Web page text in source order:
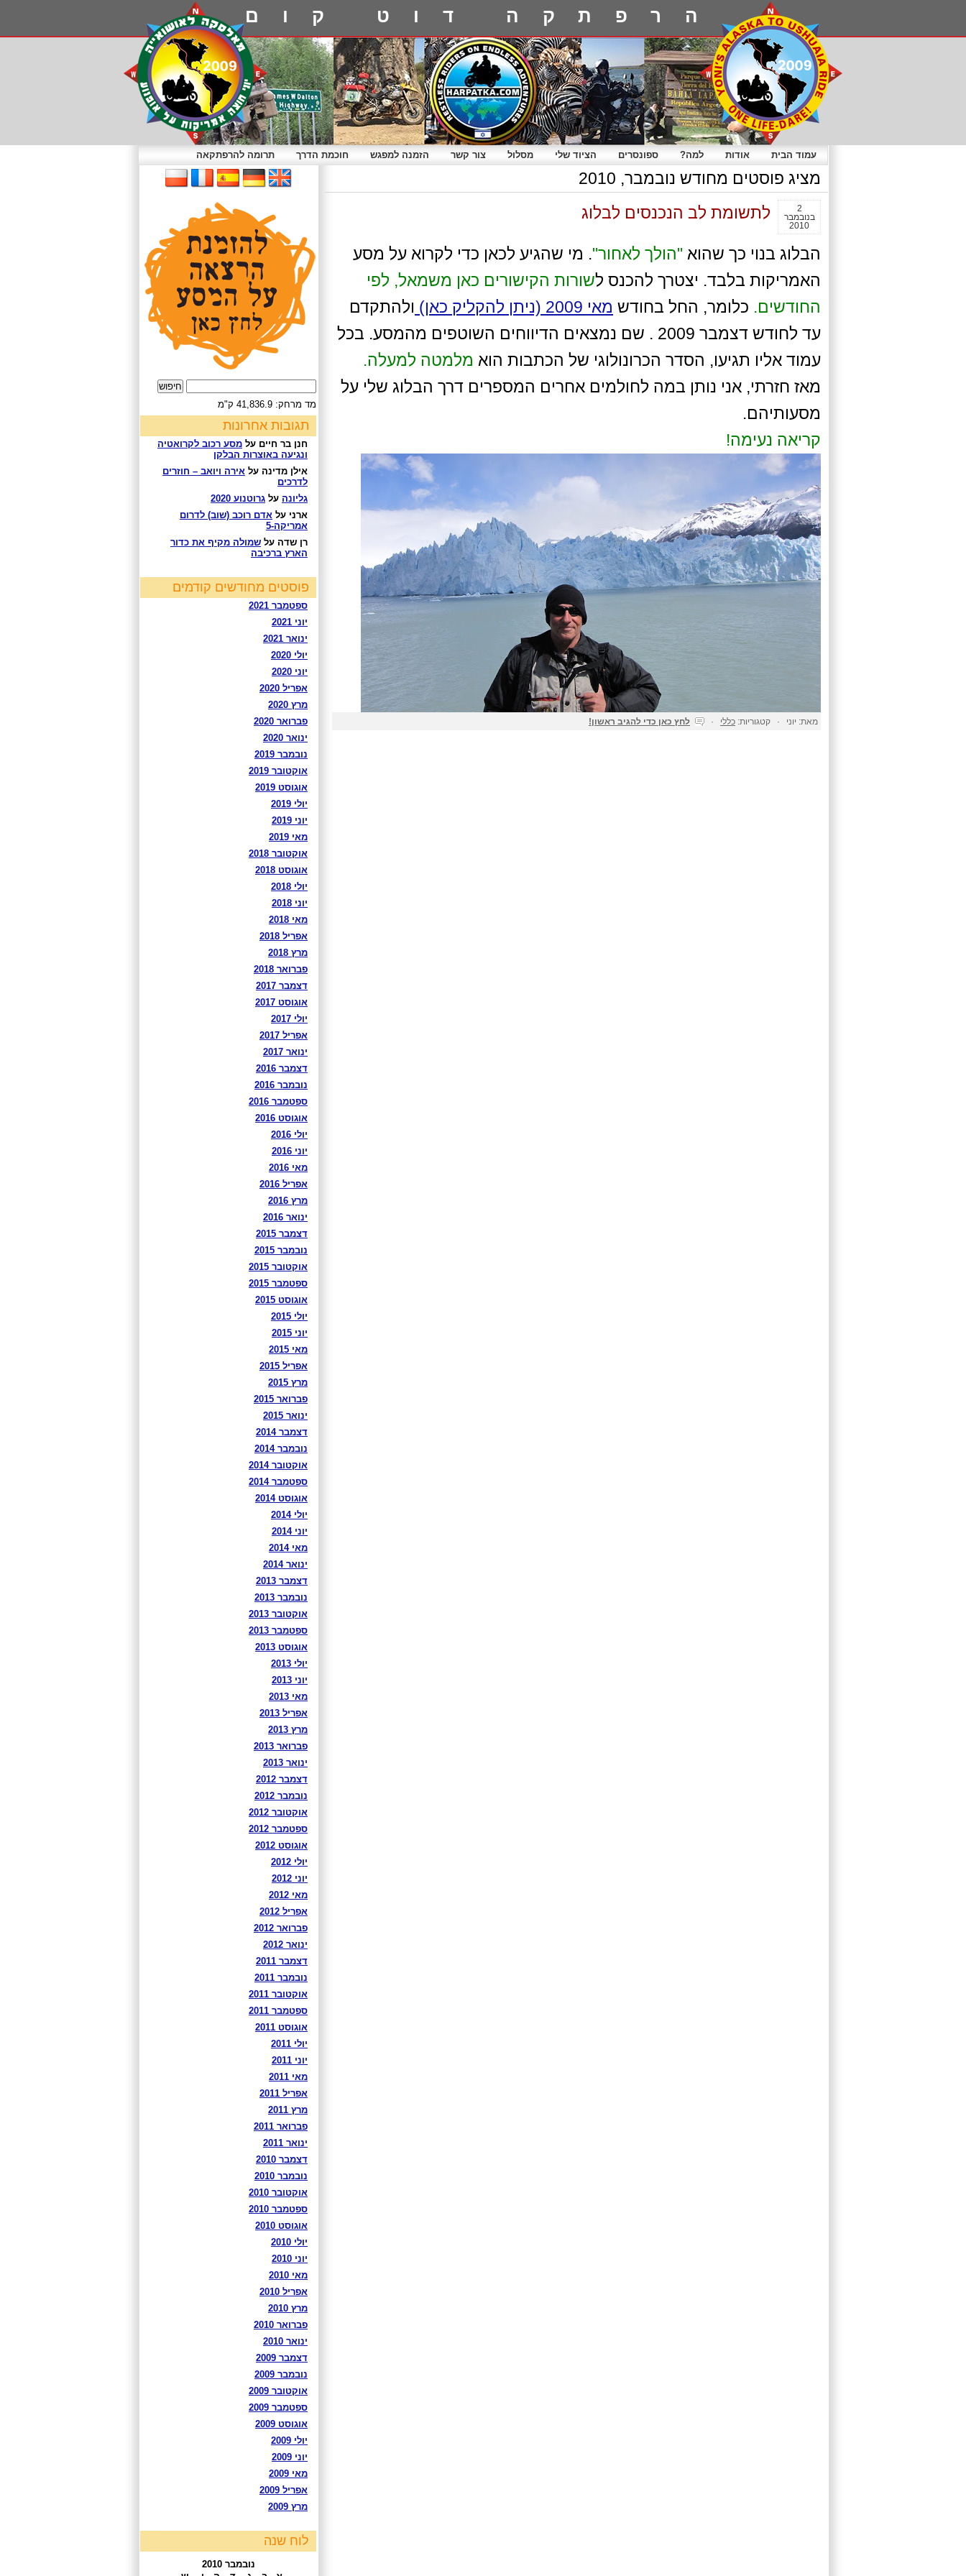
הרפתקה דוט קום
עמוד הבית אודות למה? ספונסרים הציוד שלי מסלול צור קשר הזמנה למפגש חוכמת הדרך תרומה להרפתקאה
מציג פוסטים מחודש נובמבר, 2010
2
בנובמבר
2010
לתשומת לב הנכנסים לבלוג
הבלוג בנוי כך שהוא "הולך לאחור". מי שהגיע לכאן כדי לקרוא על מסע
האמריקות בלבד. יצטרך להכנס לשורות הקישורים כאן משמאל, לפי
החודשים. כלומר, החל בחודש מאי 2009 (ניתן להקליק כאן) ולהתקדם
עד לחודש דצמבר 2009 . שם נמצאים הדיווחים השוטפים מהמסע. בכל
עמוד אליו תגיעו, הסדר הכרונולוגי של הכתבות הוא מלמטה למעלה.
מאז חזרתי, אני נותן במה לחולמים אחרים המספרים דרך הבלוג שלי על
מסעותיהם.
קריאה נעימה!
מאת: יוני · קטגוריות: כללי · לחץ כאן כדי להגיב ראשון!
מד מרחק: 41,836.9 ק"מ
תגובות אחרונות
חנן בר חיים על מסע רכוב לקרואטיה
ונגיעה באוצרות הבלקן
אילן מדינה על אירה ויואב – חוזרים
לדרכים
גליונה על גרוטנוע 2020
ארני על אדם רוכב (שוב) לדרום
אמריקה-5
רן שדה על שמולה מקיף את כדור
הארץ ברכיבה
פוסטים מחודשים קודמים
ספטמבר 2021
יוני 2021
ינואר 2021
יולי 2020
יוני 2020
אפריל 2020
מרץ 2020
פברואר 2020
ינואר 2020
נובמבר 2019
אוקטובר 2019
אוגוסט 2019
יולי 2019
יוני 2019
מאי 2019
אוקטובר 2018
אוגוסט 2018
יולי 2018
יוני 2018
מאי 2018
אפריל 2018
מרץ 2018
פברואר 2018
דצמבר 2017
אוגוסט 2017
יולי 2017
אפריל 2017
ינואר 2017
דצמבר 2016
נובמבר 2016
ספטמבר 2016
אוגוסט 2016
יולי 2016
יוני 2016
מאי 2016
אפריל 2016
מרץ 2016
ינואר 2016
דצמבר 2015
נובמבר 2015
אוקטובר 2015
ספטמבר 2015
אוגוסט 2015
יולי 2015
יוני 2015
מאי 2015
אפריל 2015
מרץ 2015
פברואר 2015
ינואר 2015
דצמבר 2014
נובמבר 2014
אוקטובר 2014
ספטמבר 2014
אוגוסט 2014
יולי 2014
יוני 2014
מאי 2014
ינואר 2014
דצמבר 2013
נובמבר 2013
אוקטובר 2013
ספטמבר 2013
אוגוסט 2013
יולי 2013
יוני 2013
מאי 2013
אפריל 2013
מרץ 2013
פברואר 2013
ינואר 2013
דצמבר 2012
נובמבר 2012
אוקטובר 2012
ספטמבר 2012
אוגוסט 2012
יולי 2012
יוני 2012
מאי 2012
אפריל 2012
פברואר 2012
ינואר 2012
דצמבר 2011
נובמבר 2011
אוקטובר 2011
ספטמבר 2011
אוגוסט 2011
יולי 2011
יוני 2011
מאי 2011
אפריל 2011
מרץ 2011
פברואר 2011
ינואר 2011
דצמבר 2010
נובמבר 2010
אוקטובר 2010
ספטמבר 2010
אוגוסט 2010
יולי 2010
יוני 2010
מאי 2010
אפריל 2010
מרץ 2010
פברואר 2010
ינואר 2010
דצמבר 2009
נובמבר 2009
אוקטובר 2009
ספטמבר 2009
אוגוסט 2009
יולי 2009
יוני 2009
מאי 2009
אפריל 2009
מרץ 2009
לוח שנה
נובמבר 2010